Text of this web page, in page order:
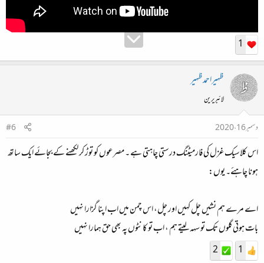
1
ظہیراحمدظہیر
لائبریرین
دسمبر 16، 2020
#6
اس کلاسیک غزل کی فارمیٹنگ درستی چاہتی ہے ۔ مصرعوں کو توڑ کر لکھنے کے بجائے ایک ساتھ
ہونا چاہئے۔ یوں:
اے مرے ہم نشیں چل کہیں اور چل، اس چمن میں اب اپنا گزارا نہیں
بات ہوتی گلوں تک تو سہہ لیتے ہم ، اب تو کانٹوں پہ بھی حق ہمارا نہیں
1
2